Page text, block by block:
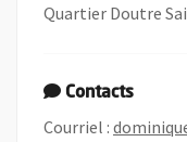
Quartier Doutre
Contacts
Courriel :